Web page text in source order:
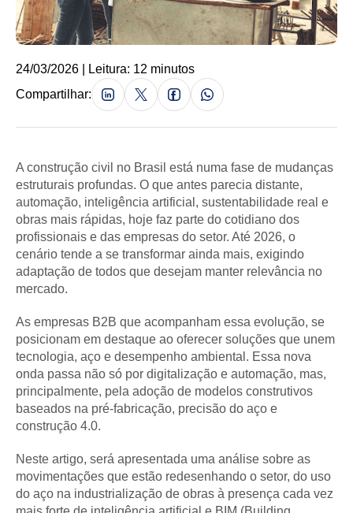
24/03/2026 | Leitura: 12 minutos
Compartilhar:
A construção civil no Brasil está numa fase de mudanças
estruturais profundas. O que antes parecia distante,
automação, inteligência artificial, sustentabilidade real e
obras mais rápidas, hoje faz parte do cotidiano dos
profissionais e das empresas do setor. Até 2026, o
cenário tende a se transformar ainda mais, exigindo
adaptação de todos que desejam manter relevância no
mercado.
As empresas B2B que acompanham essa evolução, se
posicionam em destaque ao oferecer soluções que unem
tecnologia, aço e desempenho ambiental. Essa nova
onda passa não só por digitalização e automação, mas,
principalmente, pela adoção de modelos construtivos
baseados na pré-fabricação, precisão do aço e
construção 4.0.
Neste artigo, será apresentada uma análise sobre as
movimentações que estão redesenhando o setor, do uso
do aço na industrialização de obras à presença cada vez